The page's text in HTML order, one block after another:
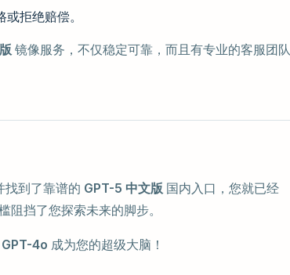
拒绝赔偿。
镜像服务，不仅稳定可靠，而且有专业的客服团队
找到了靠谱的 GPT-5 中文版 国内入口，您就已经
挡了您探索未来的脚步。
GPT-4o 成为您的超级大脑！